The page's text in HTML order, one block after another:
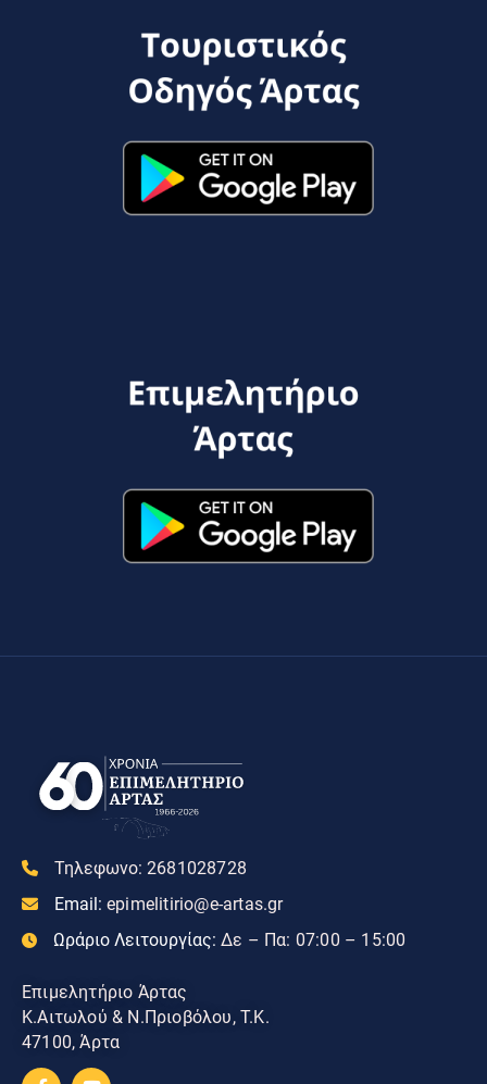
Τηλεφωνο: 2681028728
Email: epimelitirio@e-artas.gr
Ωράριο Λειτουργίας: Δε – Πα: 07:00 – 15:00
Επιμελητήριο Άρτας
Κ.Αιτωλού & Ν.Πριοβόλου, Τ.Κ.
47100, Άρτα